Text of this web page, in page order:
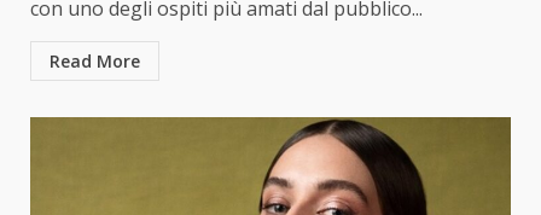
con uno degli ospiti più amati dal pubblico...
Read More